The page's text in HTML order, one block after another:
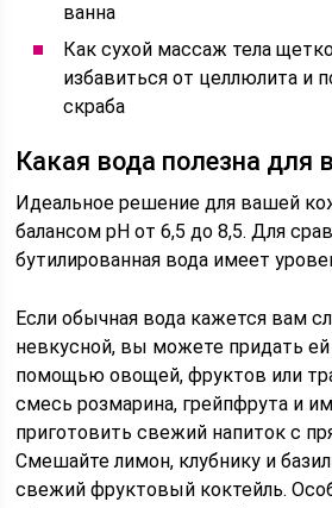
ванна
Как сухой массаж тела
избавиться от целлюлита и
скраба
Какая вода полезна для
Идеальное решение для вашей
балансом pH от 6,5 до 8,5. Для
бутилированная вода имеет
Если обычная вода кажется вам
невкусной, вы можете придать
помощью овощей, фруктов или
смесь розмарина, грейпфрута и
приготовить свежий напиток с
Смешайте лимон, клубнику и
свежий фруктовый коктейль.